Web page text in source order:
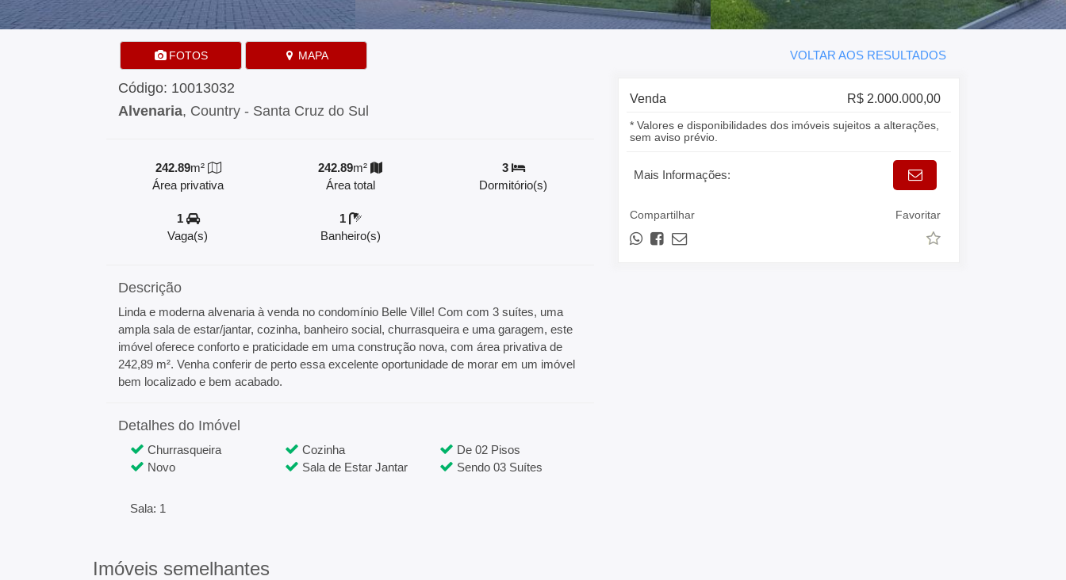
FOTOS MAPA VOLTAR AOS RESULTADOS
Código: 10013032
Alvenaria, Country - Santa Cruz do Sul
242.89m²
Área privativa
242.89m²
Área total
3
Dormitório(s)
1
Vaga(s)
1
Banheiro(s)
Descrição
Linda e moderna alvenaria à venda no condomínio Belle Ville! Com com 3 suítes, uma
ampla sala de estar/jantar, cozinha, banheiro social, churrasqueira e uma garagem, este
imóvel oferece conforto e praticidade em uma construção nova, com área privativa de
242,89 m². Venha conferir de perto essa excelente oportunidade de morar em um imóvel
bem localizado e bem acabado.
Detalhes do Imóvel
Churrasqueira Cozinha
De 02 Pisos
Novo
Sala de Estar Jantar Sendo 03 Suítes
Sala: 1
Venda R$ 2.000.000,00
* Valores e disponibilidades dos imóveis sujeitos a alterações,
sem aviso prévio.
Mais Informações:
Compartilhar Favoritar
Imóveis semelhantes